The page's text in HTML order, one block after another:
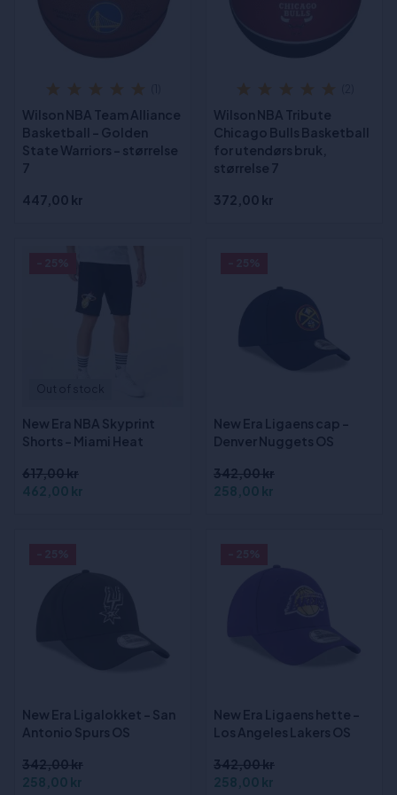
Wilson NBA Team Alliance
Basketball - Golden
State Warriors - størrelse
7
447,00 kr
Wilson NBA Tribute
Chicago Bulls Basketball
for utendørs bruk,
størrelse 7
372,00 kr
New Era NBA Skyprint
Shorts - Miami Heat
617,00 kr
462,00 kr
New Era Ligaens cap -
Denver Nuggets OS
342,00 kr
258,00 kr
New Era Ligalokket - San
Antonio Spurs OS
342,00 kr
258,00 kr
New Era Ligaens hette -
Los Angeles Lakers OS
342,00 kr
258,00 kr